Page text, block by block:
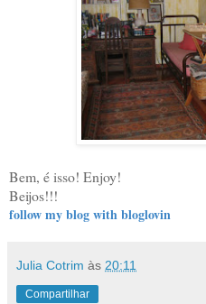
Bem, é isso! Enjoy!
Beijos!!!
follow my blog with bloglovin
Julia Cotrim às 20:11
Compartilhar